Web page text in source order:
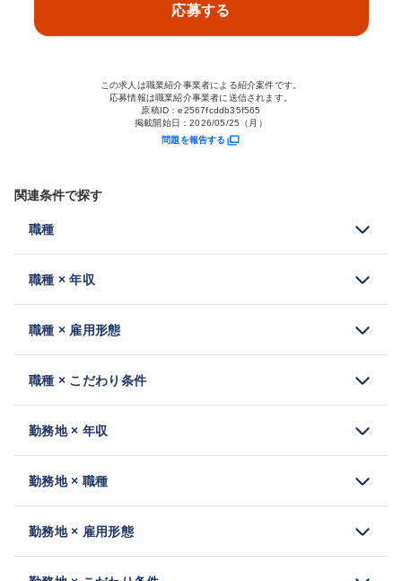
応募する
この求人は職業紹介事業者による紹介案件です。
応募情報は職業紹介事業者に送信されます。
原稿ID：e2567fcddb35f565
掲載開始日：2026/05/25（月）
問題を報告する
関連条件で探す
職種
職種 × 年収
職種 × 雇用形態
職種 × こだわり条件
勤務地 × 年収
勤務地 × 職種
勤務地 × 雇用形態